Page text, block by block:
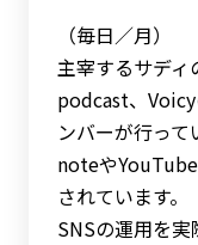
（毎日／月）
主宰するサディ
podcast、
ンバーが行って
noteや
されています。
SNSの運用を